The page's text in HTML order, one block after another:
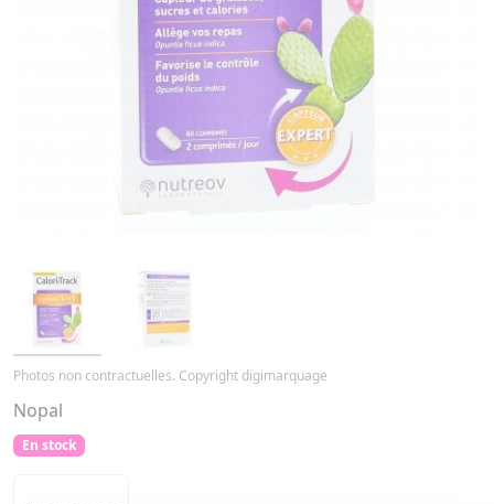
Photos non contractuelles. Copyright digimarquage
Nopal
En stock